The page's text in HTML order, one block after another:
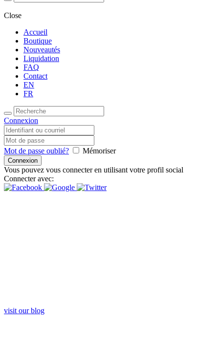
Close
Accueil
Boutique
Nouveautés
Liquidation
FAQ
Contact
EN
FR
Connexion
Mot de passe oublié? Mémoriser
Vous pouvez vous connecter en utilisant votre profil social
Connecter avec:
visit our blog